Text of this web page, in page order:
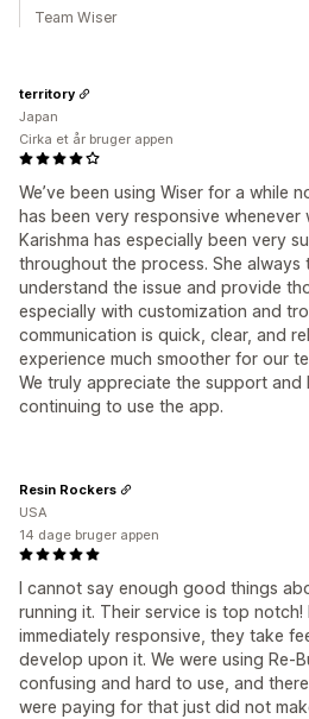
Team Wiser
We’ve been using Wiser for a while
has been very responsive whenever
Karishma has especially been very
throughout the process. She always
understand the issue and provide
especially with customization and
communication is quick, clear, and
experience much smoother for our
We truly appreciate the support
continuing to use the app.
territory
Japan
Cirka et år bruger appen
I cannot say enough good things
running it. Their service is top
immediately responsive, they take
develop upon it. We were using Re-
confusing and hard to use, and
were paying for that just did not
Resin Rockers
USA
14 dage bruger appen